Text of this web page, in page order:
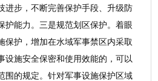
进步，不断完善保护手段、升级防
护能力。三是规范划区保护。着眼
保护，增加在水域军事禁区内采取
设施安全保密和使用效能的，可以
围的规定。针对军事设施保护区域